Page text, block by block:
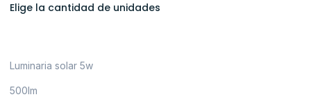
Elige la cantidad de unidades
Luminaria solar 5w
500lm